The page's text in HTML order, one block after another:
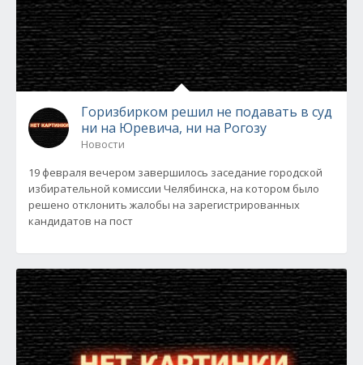
Горизбирком решил не подавать в суд
ни на Юревича, ни на Рогозу
Новости
19 февраля вечером завершилось заседание городской
избирательной комиссии Челябинска, на котором было
решено отклонить жалобы на зарегистрированных
кандидатов на пост